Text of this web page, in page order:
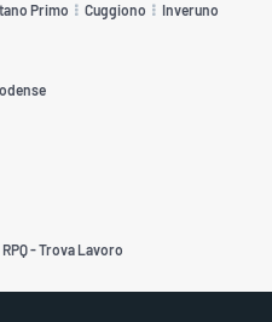
Primo Cuggiono Inveruno
RPQ - Trova Lavoro